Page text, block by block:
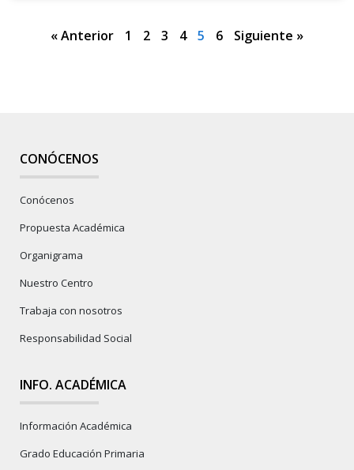
« Anterior 1 2 3 4 5 6 Siguiente »
CONÓCENOS
Conócenos
Propuesta Académica
Organigrama
Nuestro Centro
Trabaja con nosotros
Responsabilidad Social
INFO. ACADÉMICA
Información Académica
Grado Educación Primaria